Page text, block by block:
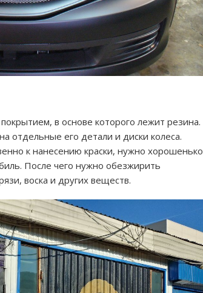
в основе которого лежит резина.
отдельные его детали и диски колеса.
к нанесению краски, нужно хорошенько
После чего нужно обезжирить
воска и других веществ.